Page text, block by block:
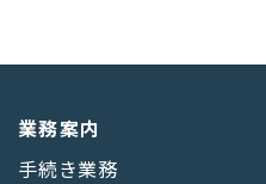
業務案内
手続き業務